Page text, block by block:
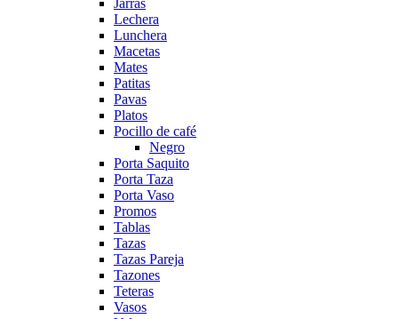
Jarras
Lechera
Lunchera
Macetas
Mates
Patitas
Pavas
Platos
Pocillo de café
Negro
Porta Saquito
Porta Taza
Porta Vaso
Promos
Tablas
Tazas
Tazas Pareja
Tazones
Teteras
Vasos